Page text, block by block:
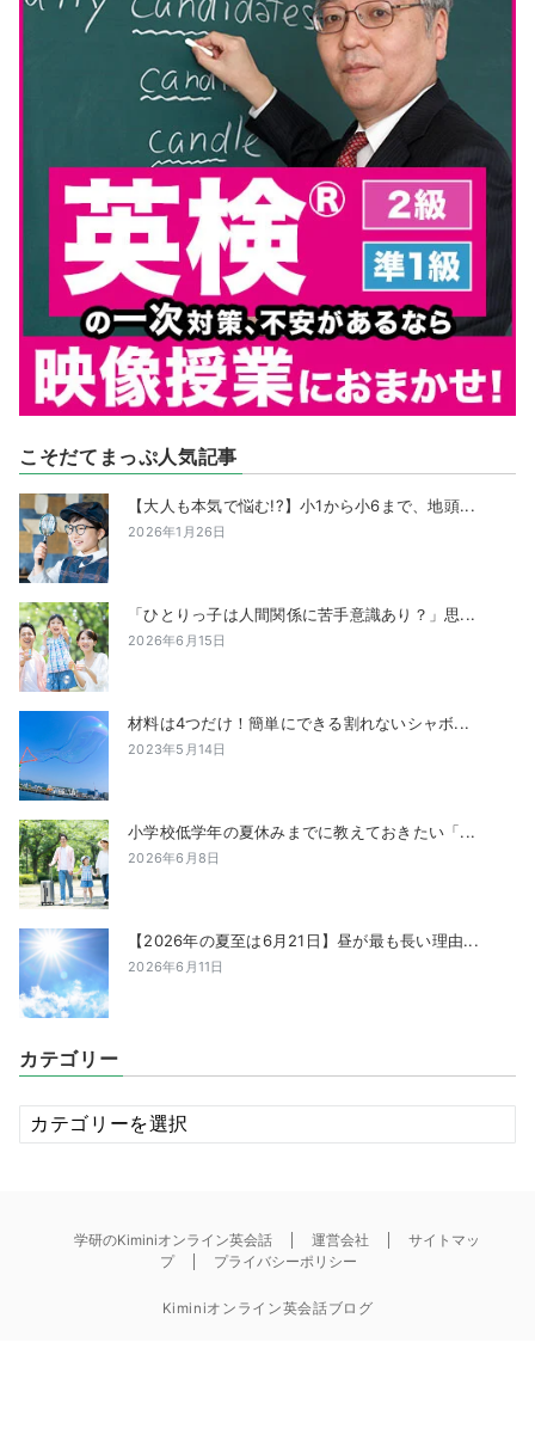
こそだてまっぷ人気記事
【大人も本気で悩む!?】小1から小6まで、地頭...
2026年1月26日
「ひとりっ子は人間関係に苦手意識あり？」思...
2026年6月15日
材料は4つだけ！簡単にできる割れないシャボ...
2023年5月14日
小学校低学年の夏休みまでに教えておきたい「...
2026年6月8日
【2026年の夏至は6月21日】昼が最も長い理由...
2026年6月11日
カテゴリー
カ
テ
学研のKiminiオンライン英会話 運営会社
サイトマッ
プ
プライバシーポリシー
Kiminiオンライン英会話ブログ